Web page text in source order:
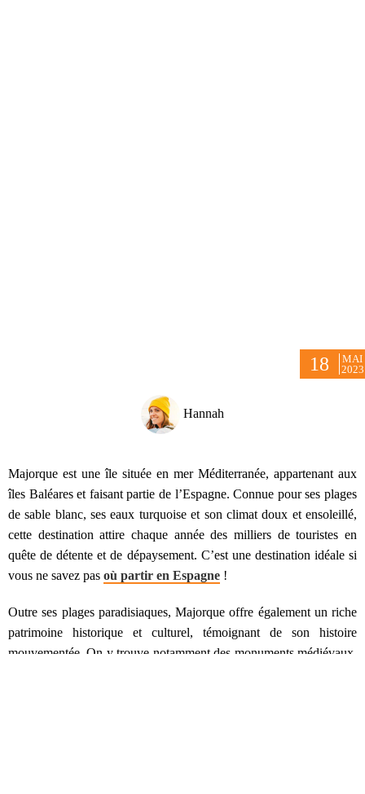
18
MAI
2023
Hannah
Majorque est une île située en mer Méditerranée, appartenant aux
îles Baléares et faisant partie de l’Espagne. Connue pour ses plages
de sable blanc, ses eaux turquoise et son climat doux et ensoleillé,
cette destination attire chaque année des milliers de touristes en
quête de détente et de dépaysement. C’est une destination idéale si
vous ne savez pas où partir en Espagne !
Outre ses plages paradisiaques, Majorque offre également un riche
patrimoine historique et culturel, témoignant de son histoire
mouvementée. On y trouve notamment des monuments médiévaux,